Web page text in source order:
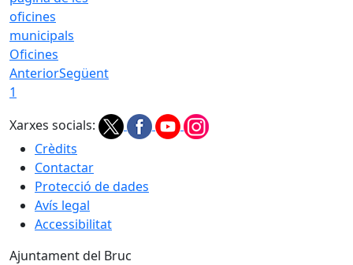
Oficines
AnteriorSegüent
1
Xarxes socials:
Crèdits
Contactar
Protecció de dades
Avís legal
Accessibilitat
Ajuntament del Bruc